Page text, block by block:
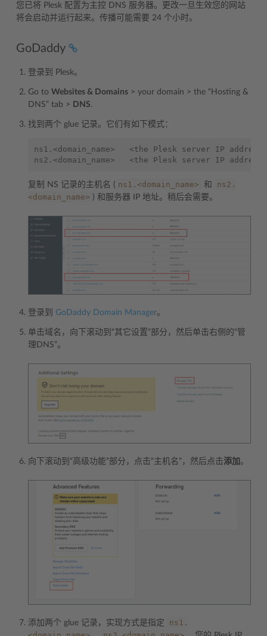
您已将 Plesk 配置为主控 DNS 服务器。更改一旦生效您的网站
将会启动并运行起来。传播可能需要 24 个小时。
GoDaddy
登录到 Plesk。
Go to Websites & Domains > your domain > the “Hosting &
DNS” tab > DNS.
找到两个 glue 记录。它们有如下模式：
ns1.<domain_name>   <the Plesk server IP address>
复制 NS 记录的主机名 ( ns1.<domain_name> 和
ns2.
<domain_name> ) 和服务器 IP 地址。稍后会需要。
登录到 GoDaddy Domain Manager。
单击域名，向下滚动到“其它设置”部分，然后单击右侧的“管
理DNS”。
向下滚动到“高级功能”部分，点击“主机名”，然后点击添加。
添加两个 glue 记录，实现方式是指定
ns1.